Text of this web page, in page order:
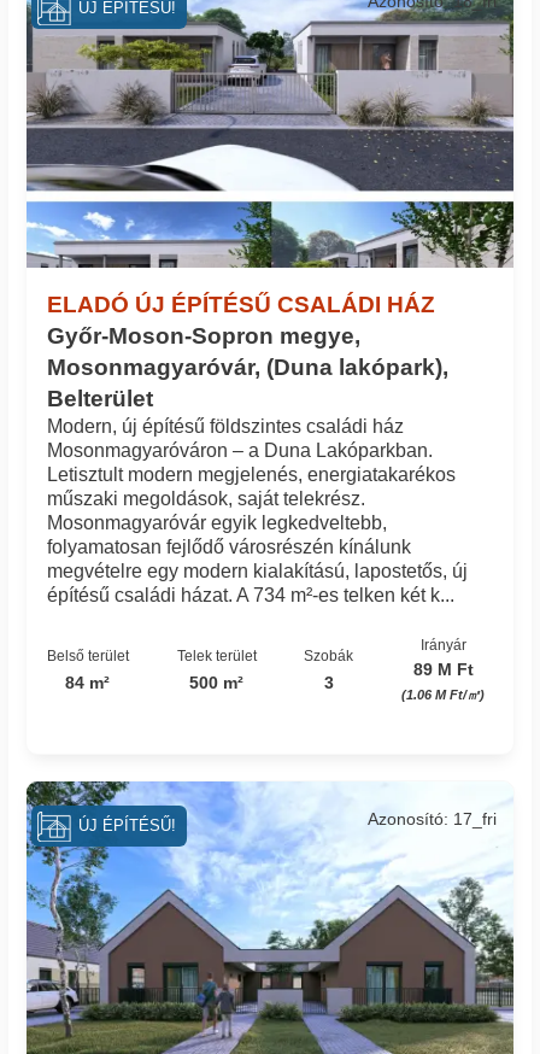
ELADÓ ÚJ ÉPÍTÉSŰ CSALÁDI HÁZ
Győr-Moson-Sopron megye,
Mosonmagyaróvár, (Duna lakópark),
Belterület
Modern, új építésű földszintes családi ház
Mosonmagyaróváron – a Duna Lakóparkban.
Letisztult modern megjelenés, energiatakarékos
műszaki megoldások, saját telekrész.
Mosonmagyaróvár egyik legkedveltebb,
folyamatosan fejlődő városrészén kínálunk
megvételre egy modern kialakítású, lapostetős, új
építésű családi házat. A 734 m²-es telken két k...
Belső terület
84 m²
Telek terület
500 m²
Szobák
3
Irányár
89 M Ft
(1.06 M Ft/㎡)
ÚJ ÉPÍTÉSŰ!
Azonosító: 17_fri
ÚJ ÉPÍTÉSŰ!